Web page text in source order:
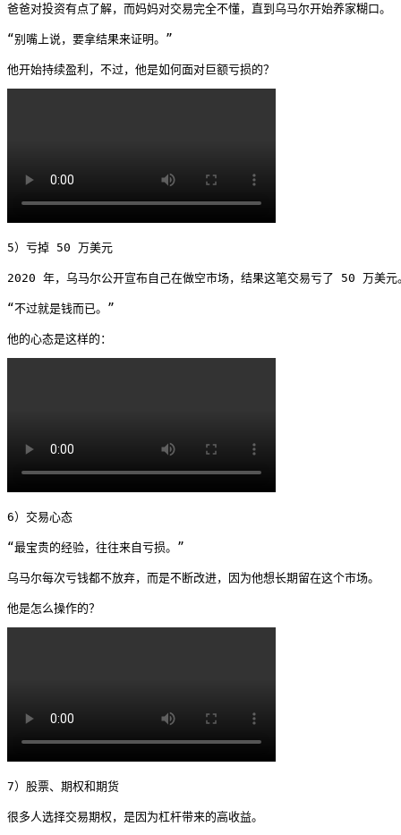
爸爸对投资有点了解，而妈妈对交易完全不懂，直到乌马尔开始养家糊口。
“别嘴上说，要拿结果来证明。”
他开始持续盈利，不过，他是如何面对巨额亏损的？
5）亏掉 50 万美元
2020 年，乌马尔公开宣布自己在做空市场，结果这笔交易亏了 50 万美元
“不过就是钱而已。”
他的心态是这样的：
6）交易心态
“最宝贵的经验，往往来自亏损。”
乌马尔每次亏钱都不放弃，而是不断改进，因为他想长期留在这个市场。
他是怎么操作的？
7）股票、期权和期货
很多人选择交易期权，是因为杠杆带来的高收益。